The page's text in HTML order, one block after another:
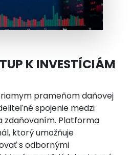
K INVESTÍCIÁM
prameňom daňovej
spojenie medzi
zdaňovaním. Platforma
ktorý umožňuje
s odbornými